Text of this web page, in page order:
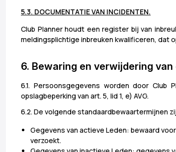
5.3. DOCUMENTATIE VAN INCIDENTEN.
Club Planner houdt een register bij van
meldingsplichtige inbreuken kwalificeren, dat
6. Bewaring en verwijdering van
6.1. Persoonsgegevens worden door
opslagbeperking van art. 5, lid 1, e) AVG.
6.2. De volgende standaardbewaartermijnen
Gegevens van actieve Leden: bewaard
verzoekt.